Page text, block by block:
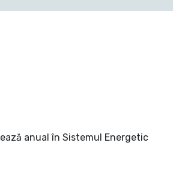
anual în Sistemul Energetic